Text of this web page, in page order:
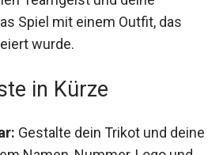
Spiel mit einem Outfit, das
wurde.
in Kürze
deinem Namen, Nummer,